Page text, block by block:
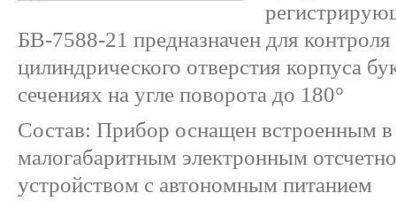
БВ-7588-21 предназначен для
цилиндрического отверстия корпуса
сечениях на угле поворота до 180°
Состав: Прибор оснащен встроенным
малогабаритным электронным
устройством с автономным питанием